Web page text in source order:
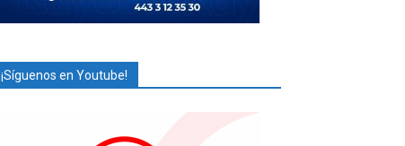
¡Síguenos en Youtube!